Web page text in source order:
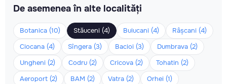
De asemenea în alte localități
Botanica (10) Stăuceni (4) Buiucani (4)
Râșcani (4)
Ciocana (4)
Sîngera (3) Bacioi (3)
Dumbrava (2)
Ungheni (2)
Codru (2) Cricova (2)
Tohatin (2)
Aeroport (2)
BAM (2) Vatra (2)
Orhei (1)